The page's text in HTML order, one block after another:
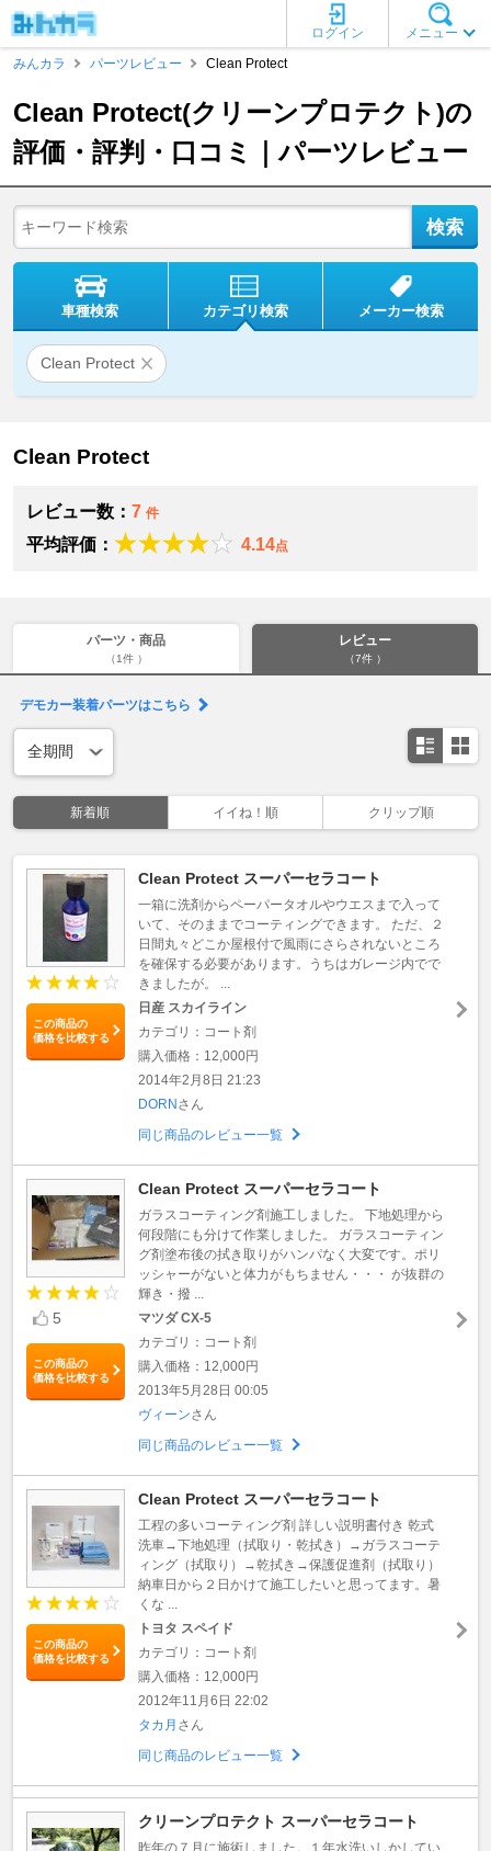
メニュー
ログイン
みんカラ
パーツレビュー Clean Protect
Clean Protect(クリーンプロテクト)の
評価・評判・口コミ｜パーツレビュー
車種検索 カテゴリ検索 メーカー検索
Clean Protect
Clean Protect
レビュー数： 7 件
平均評価： 4.14点
パーツ・商品
（1件 ）
レビュー
（7件 ）
デモカー装着パーツはこちら
新着順 イイね！順 クリップ順
この商品の
価格を比較する
Clean Protect スーパーセラコート
一箱に洗剤からペーパータオルやウエスまで入って
いて、そのままでコーティングできます。 ただ、２
日間丸々どこか屋根付で風雨にさらされないところ
を確保する必要があります。うちはガレージ内でで
きましたが。 ...
日産 スカイライン
カテゴリ：コート剤
購入価格：12,000円
2014年2月8日 21:23
DORNさん
同じ商品のレビュー一覧
5
この商品の
価格を比較する
Clean Protect スーパーセラコート
ガラスコーティング剤施工しました。 下地処理から
何段階にも分けて作業しました。 ガラスコーティン
グ剤塗布後の拭き取りがハンパなく大変です。ポリ
ッシャーがないと体力がもちません・・・ が抜群の
輝き・撥 ...
マツダ CX-5
カテゴリ：コート剤
購入価格：12,000円
2013年5月28日 00:05
ヴィーンさん
同じ商品のレビュー一覧
この商品の
価格を比較する
Clean Protect スーパーセラコート
工程の多いコーティング剤 詳しい説明書付き 乾式
洗車→下地処理（拭取り・乾拭き）→ガラスコーテ
ィング（拭取り）→乾拭き→保護促進剤（拭取り）
納車日から２日かけて施工したいと思ってます。暑
くな ...
トヨタ スペイド
カテゴリ：コート剤
購入価格：12,000円
2012年11月6日 22:02
タカ月 さん
同じ商品のレビュー一覧
クリーンプロテクト スーパーセラコート
昨年の７月に施術しました。１年水洗いしかしてい